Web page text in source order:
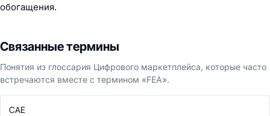
обогащения.
Связанные термины
Понятия из глоссария Цифрового маркетплейса, которые часто
встречаются вместе с термином «FEA».
CAE